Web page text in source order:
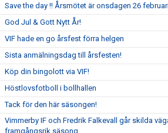
Save the day !! Årsmötet är onsdagen 26
God Jul & Gott Nytt År!
VIF hade en go årsfest förra helgen
Sista anmälningsdag till årsfesten!
Köp din bingolott via VIF!
Höstlovsfotboll i bollhallen
Tack för den här säsongen!
Vimmerby IF och Fredrik Falkevall går skilda
framgångsrik säsong